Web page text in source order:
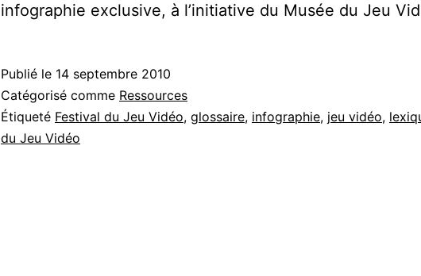
infographie exclusive, à l’initiative du Musée du Jeu
Publié le 14 septembre 2010
Catégorisé comme Ressources
Étiqueté Festival du Jeu Vidéo, glossaire, infographie, jeu vidéo,
du Jeu Vidéo